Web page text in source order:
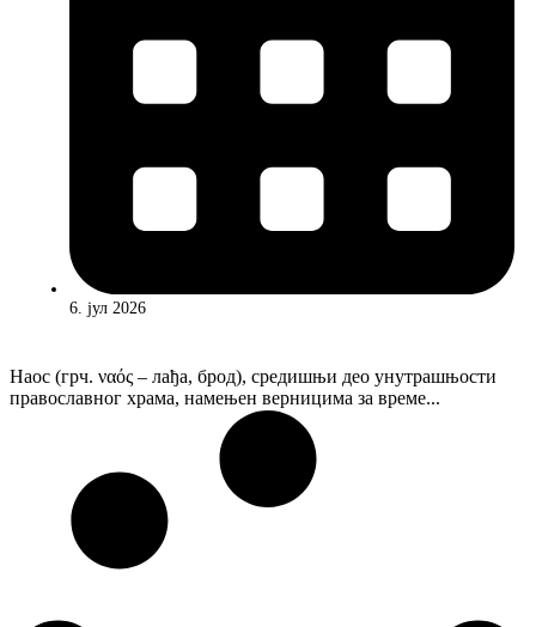
6. јул 2026
Наос (грч. ναός – лађа, брод), средишњи део унутрашњости
православног храма, намењен верницима за време...